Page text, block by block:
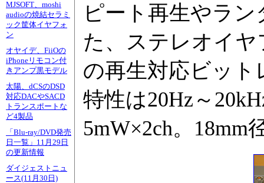
MJSOFT、moshi
audioの焼結セラミ
ック筐体イヤフォ
ン
オヤイデ、FiiOの
iPhoneリモコン付
きアンプ黒モデル
太陽、dCSのDSD
対応DACやSACD
トランスポートな
ど4製品
「Blu-ray/DVD発売
日一覧」11月29日
の更新情報
ダイジェストニュ
ース(11月30日)
ピート再生やラ
た、ステレオイ
の再生対応ビット
特性は20Hz～
5mW×2ch。